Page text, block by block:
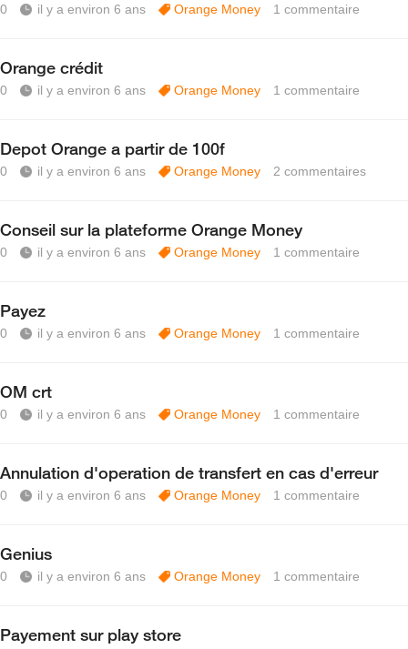
0 il y a environ 6 ans Orange Money 1 commentaire
Orange crédit
0 il y a environ 6 ans Orange Money 1 commentaire
Depot Orange a partir de 100f
0 il y a environ 6 ans Orange Money 2 commentaires
Conseil sur la plateforme Orange Money
0 il y a environ 6 ans Orange Money 1 commentaire
Payez
0 il y a environ 6 ans Orange Money 1 commentaire
OM crt
0 il y a environ 6 ans Orange Money 1 commentaire
Annulation d'operation de transfert en cas d'erreur
0 il y a environ 6 ans Orange Money 1 commentaire
Genius
0 il y a environ 6 ans Orange Money 1 commentaire
Payement sur play store